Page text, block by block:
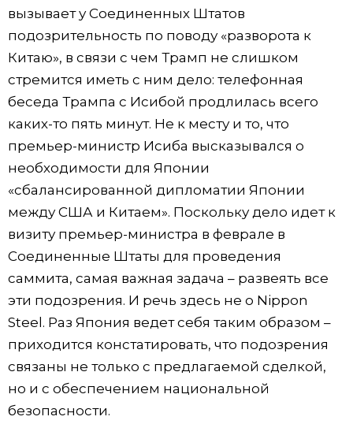
вызывает у Соединенных Штатов
подозрительность по поводу «разворота к
Китаю», в связи с чем Трамп не слишком
стремится иметь с ним дело: телефонная
беседа Трампа с Исибой продлилась всего
каких-то пять минут. Не к месту и то, что
премьер-министр Исиба высказывался о
необходимости для Японии
«сбалансированной дипломатии Японии
между США и Китаем». Поскольку дело идет к
визиту премьер-министра в феврале в
Соединенные Штаты для проведения
саммита, самая важная задача – развеять все
эти подозрения. И речь здесь не о Nippon
Steel. Раз Япония ведет себя таким образом –
приходится констатировать, что подозрения
связаны не только с предлагаемой сделкой,
но и с обеспечением национальной
безопасности.